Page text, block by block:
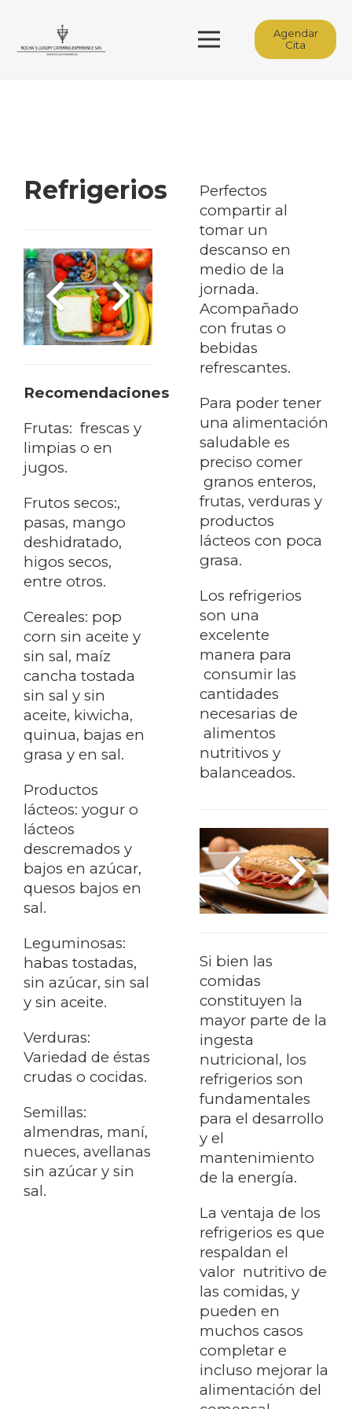
Agendar
Cita
Refrigerios
Recomendaciones
Frutas: frescas y
limpias o en
jugos.
Frutos secos:,
pasas, mango
deshidratado,
higos secos,
entre otros.
Cereales: pop
corn sin aceite y
sin sal, maíz
cancha tostada
sin sal y sin
aceite, kiwicha,
quinua, bajas en
grasa y en sal.
Productos
lácteos: yogur o
lácteos
descremados y
bajos en azúcar,
quesos bajos en
sal.
Leguminosas:
habas tostadas,
sin azúcar, sin sal
y sin aceite.
Verduras:
Variedad de éstas
crudas o cocidas.
Semillas:
almendras, maní,
nueces, avellanas
sin azúcar y sin
sal.
Perfectos
compartir al
tomar un
descanso en
medio de la
jornada.
Acompañado
con frutas o
bebidas
refrescantes.
Para poder tener
una alimentación
saludable es
preciso comer
granos enteros,
frutas, verduras y
productos
lácteos con poca
grasa.
Los refrigerios
son una
excelente
manera para
consumir las
cantidades
necesarias de
alimentos
nutritivos y
balanceados.
Si bien las
comidas
constituyen la
mayor parte de la
ingesta
nutricional, los
refrigerios son
fundamentales
para el desarrollo
y el
mantenimiento
de la energía.
La ventaja de los
refrigerios es que
respaldan el
valor nutritivo de
las comidas, y
pueden en
muchos casos
completar e
incluso mejorar la
alimentación del